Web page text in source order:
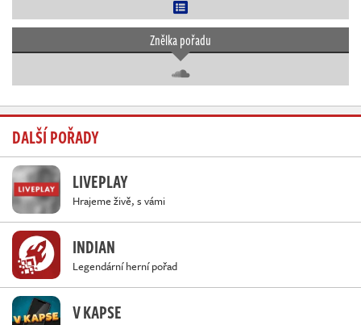
Znělka pořadu
DALŠÍ POŘADY
LIVEPLAY
Hrajeme živě, s vámi
INDIAN
Legendární herní pořad
V KAPSE